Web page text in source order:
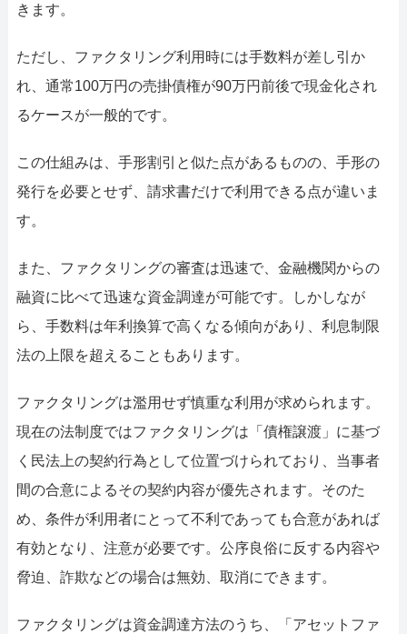
きます。
ただし、ファクタリング利用時には手数料が差し引か
れ、通常100万円の売掛債権が90万円前後で現金化され
るケースが一般的です。
この仕組みは、手形割引と似た点があるものの、手形の
発行を必要とせず、請求書だけで利用できる点が違いま
す。
また、ファクタリングの審査は迅速で、金融機関からの
融資に比べて迅速な資金調達が可能です。しかしなが
ら、手数料は年利換算で高くなる傾向があり、利息制限
法の上限を超えることもあります。
ファクタリングは濫用せず慎重な利用が求められます。
現在の法制度ではファクタリングは「債権譲渡」に基づ
く民法上の契約行為として位置づけられており、当事者
間の合意によるその契約内容が優先されます。そのた
め、条件が利用者にとって不利であっても合意があれば
有効となり、注意が必要です。公序良俗に反する内容や
脅迫、詐欺などの場合は無効、取消にできます。
ファクタリングは資金調達方法のうち、「アセットファ